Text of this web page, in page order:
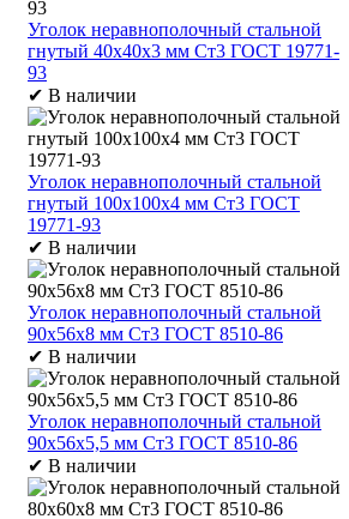
Уголок неравнополочный стальной
гнутый 40х40х3 мм Ст3 ГОСТ 19771-
93
✔ В наличии
Уголок неравнополочный стальной
гнутый 100х100х4 мм Ст3 ГОСТ
19771-93
✔ В наличии
Уголок неравнополочный стальной
90х56х8 мм Ст3 ГОСТ 8510-86
✔ В наличии
Уголок неравнополочный стальной
90х56х5,5 мм Ст3 ГОСТ 8510-86
✔ В наличии